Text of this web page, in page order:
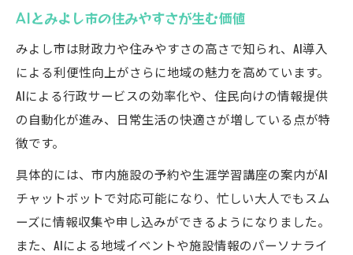
AIとみよし市の住みやすさが生む価値
みよし市は財政力や住みやすさの高さで知られ、AI導入
による利便性向上がさらに地域の魅力を高めています。
AIによる行政サービスの効率化や、住民向けの情報提供
の自動化が進み、日常生活の快適さが増している点が特
徴です。
具体的には、市内施設の予約や生涯学習講座の案内がAI
チャットボットで対応可能になり、忙しい大人でもスム
ーズに情報収集や申し込みができるようになりました。
また、AIによる地域イベントや施設情報のパーソナライ